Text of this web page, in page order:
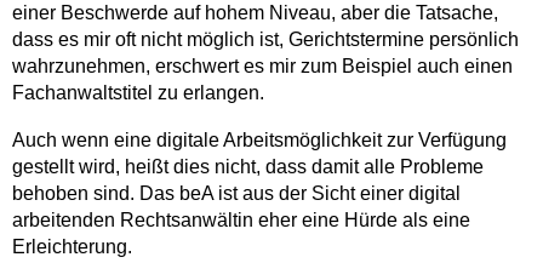
einer Beschwerde auf hohem Niveau, aber die Tatsache,
dass es mir oft nicht möglich ist, Gerichtstermine persönlich
wahrzunehmen, erschwert es mir zum Beispiel auch einen
Fachanwaltstitel zu erlangen.
Auch wenn eine digitale Arbeitsmöglichkeit zur Verfügung
gestellt wird, heißt dies nicht, dass damit alle Probleme
behoben sind. Das beA ist aus der Sicht einer digital
arbeitenden Rechtsanwältin eher eine Hürde als eine
Erleichterung.